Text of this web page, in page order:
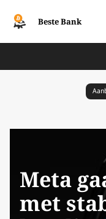
Beste Bank
Meta
met